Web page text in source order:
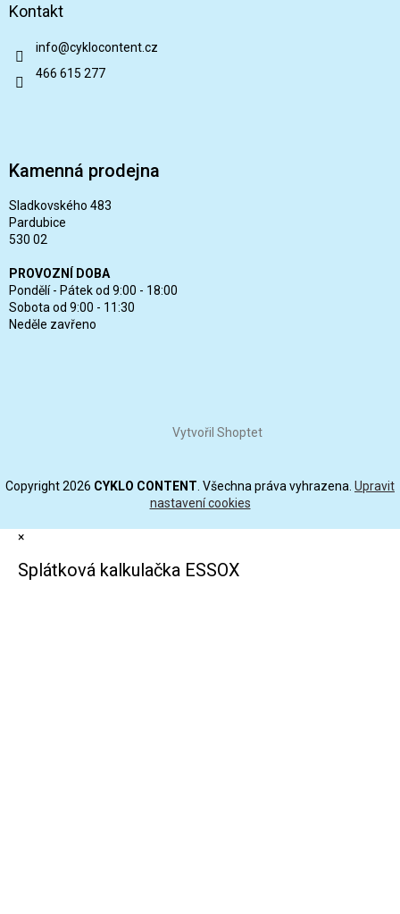
Kontakt
info@cyklocontent.cz
466 615 277
Kamenná prodejna
Sladkovského 483
Pardubice
530 02
PROVOZNÍ DOBA
Pondělí - Pátek od 9:00 - 18:00
Sobota od 9:00 - 11:30
Neděle zavřeno
Vytvořil Shoptet
Copyright 2026 CYKLO CONTENT . Všechna práva vyhrazena. Upravit
nastavení cookies
×
Splátková kalkulačka ESSOX